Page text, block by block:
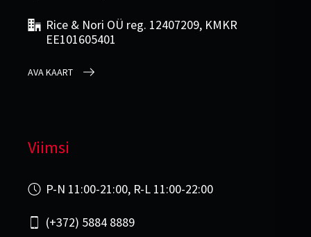
Rice & Nori OÜ reg. 12407209, KMKR
EE101605401
AVA KAART
Viimsi
P-N 11:00-21:00, R-L 11:00-22:00
(+372) 5884 8889